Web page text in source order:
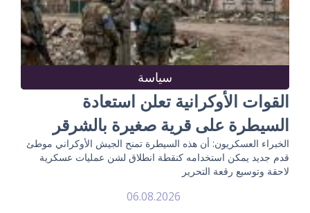
سياسة
القوات الأوكرانية تعلن استعادة
السيطرة على قرية صغيرة بالشرقر
الخبراء العسكريون: أن هذه السيطرة تمنح الجيش الأوكراني موطئ
قدم جديد يمكن استخدامه كنقطة انطلاق لشن عمليات عسكرية
لاحقة وتوسيع رقعة التحرير
06.08.2026